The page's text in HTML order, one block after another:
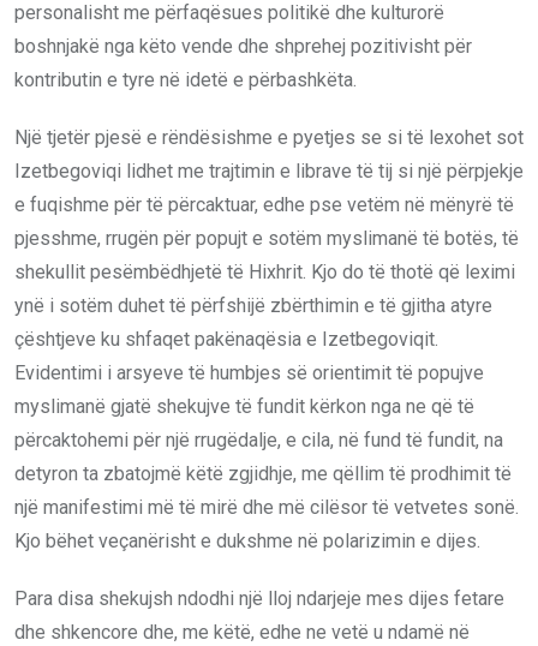
personalisht me përfaqësues politikë dhe kulturorë
boshnjakë nga këto vende dhe shprehej pozitivisht për
kontributin e tyre në idetë e përbashkëta.
Një tjetër pjesë e rëndësishme e pyetjes se si të lexohet sot
Izetbegoviqi lidhet me trajtimin e librave të tij si një përpjekje
e fuqishme për të përcaktuar, edhe pse vetëm në mënyrë të
pjesshme, rrugën për popujt e sotëm myslimanë të botës, të
shekullit pesëmbëdhjetë të Hixhrit. Kjo do të thotë që leximi
ynë i sotëm duhet të përfshijë zbërthimin e të gjitha atyre
çështjeve ku shfaqet pakënaqësia e Izetbegoviqit.
Evidentimi i arsyeve të humbjes së orientimit të popujve
myslimanë gjatë shekujve të fundit kërkon nga ne që të
përcaktohemi për një rrugëdalje, e cila, në fund të fundit, na
detyron ta zbatojmë këtë zgjidhje, me qëllim të prodhimit të
një manifestimi më të mirë dhe më cilësor të vetvetes sonë.
Kjo bëhet veçanërisht e dukshme në polarizimin e dijes.
Para disa shekujsh ndodhi një lloj ndarjeje mes dijes fetare
dhe shkencore dhe, me këtë, edhe ne vetë u ndamë në